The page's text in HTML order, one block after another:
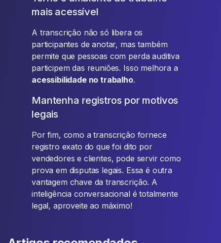
mais acessível
A transcrição não só libera os
participantes de anotar, mas também
permite que pessoas com perda auditiva
participem das reuniões. Isso melhora a
acessibilidade no trabalho.
Mantenha registros por motivos
legais
Por fim, como a transcrição fornece
registro exato do que foi dito por
vendedores e clientes, pode servir como
prova em disputas legais. Essa é outra
vantagem chave da transcrição. A
inteligência conversacional é totalmente
legal, aproveite ao máximo!